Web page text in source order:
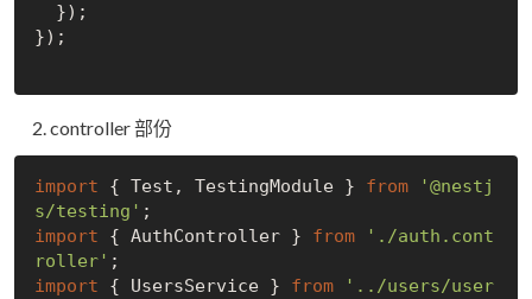
});
controller 部份
import { Test, TestingModule } from
'@nestj
s/testing'
import { AuthController } from
'./auth.cont
roller'
import { UsersService } from '../users/user